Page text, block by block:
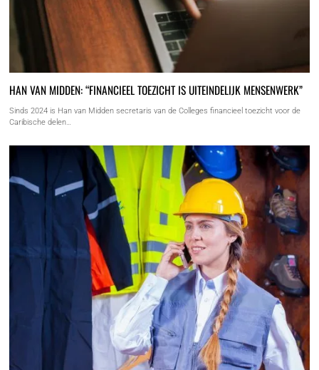
HAN VAN MIDDEN: “FINANCIEEL TOEZICHT IS UITEINDELIJK MENSENWERK”
Sinds 2024 is Han van Midden secretaris van de Colleges financieel toezicht voor de
Caribische delen…